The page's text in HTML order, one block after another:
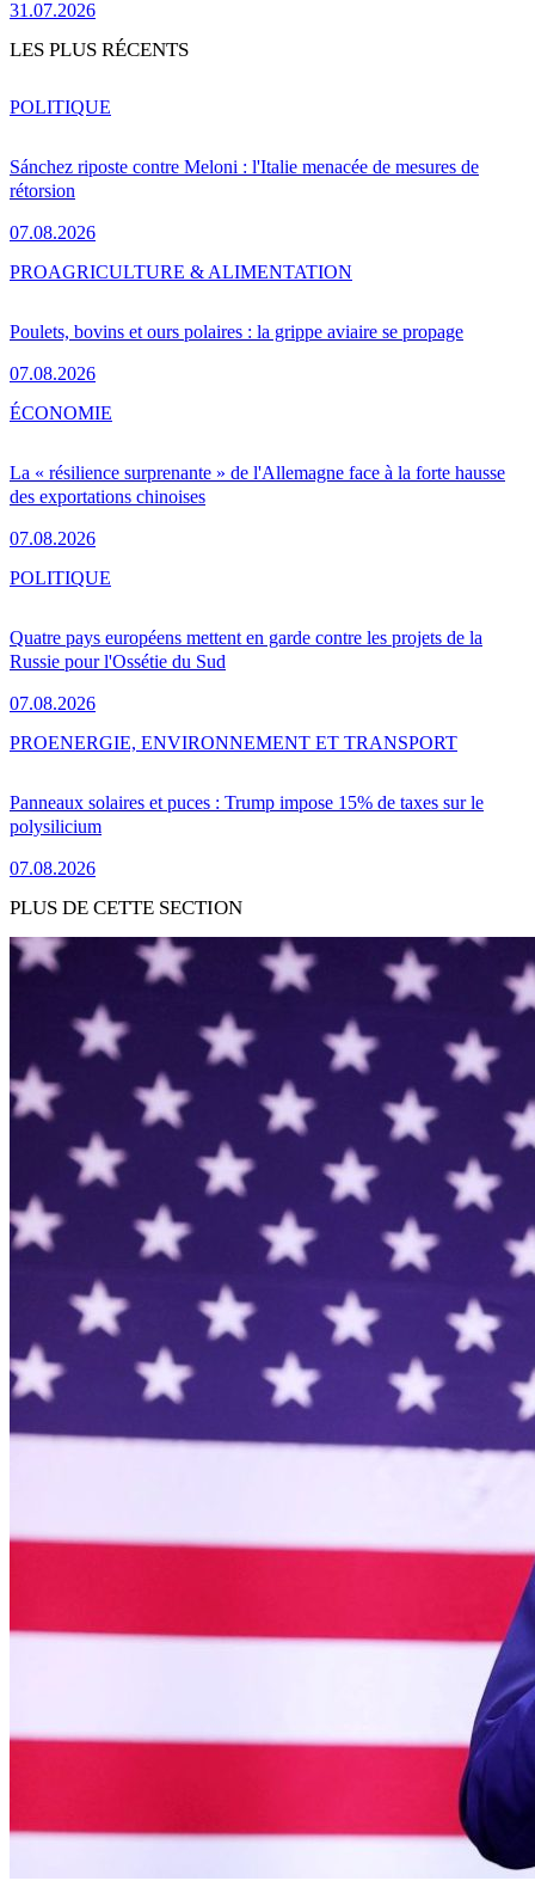
31.07.2026
LES PLUS RÉCENTS
Sánchez riposte contre Meloni : l'Italie menacée de mesures de
rétorsion
07.08.2026
POLITIQUE
Poulets, bovins et ours polaires : la grippe aviaire se propage
07.08.2026
PROAGRICULTURE & ALIMENTATION
La « résilience surprenante » de l'Allemagne face à la forte hausse
des exportations chinoises
07.08.2026
ÉCONOMIE
Quatre pays européens mettent en garde contre les projets de la
Russie pour l'Ossétie du Sud
07.08.2026
POLITIQUE
Panneaux solaires et puces : Trump impose 15% de taxes sur le
polysilicium
07.08.2026
PROENERGIE, ENVIRONNEMENT ET TRANSPORT
PLUS DE CETTE SECTION